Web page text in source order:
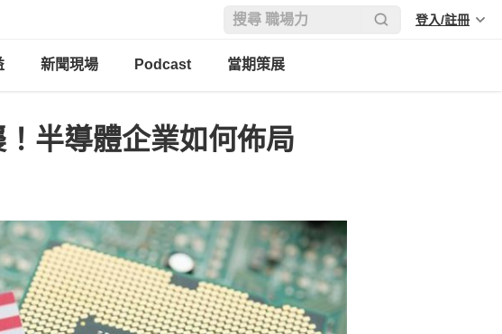
登入/註冊
新聞現場 Podcast 當期策展
半導體企業如何佈局